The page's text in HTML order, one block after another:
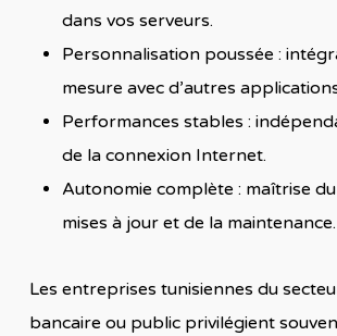
dans vos serveurs.
Personnalisation poussée :
mesure avec d’autres
Performances stables :
de la connexion Internet.
Autonomie complète : maîtrise
mises à jour et de la maintenance.
Les entreprises tunisiennes du
bancaire ou public privilégient